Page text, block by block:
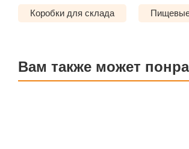
Коробки для склада
Вам также может